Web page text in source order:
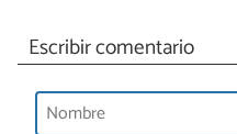
Escribir comentario